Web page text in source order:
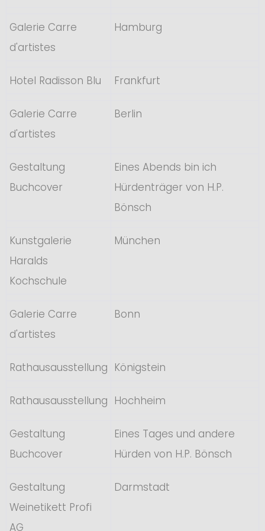
Galerie Carre
d'artistes
Hamburg
Hotel Radisson Blu Frankfurt
Galerie Carre
d'artistes
Berlin
Gestaltung
Buchcover
Eines Abends bin ich
Hürdenträger von H.P.
Bönsch
Kunstgalerie
Haralds
Kochschule
München
Galerie Carre
d'artistes
Bonn
Rathausausstellung Königstein
Rathausausstellung Hochheim
Gestaltung
Buchcover
Eines Tages und andere
Hürden von H.P. Bönsch
Gestaltung
Weinetikett Profi
AG
Darmstadt